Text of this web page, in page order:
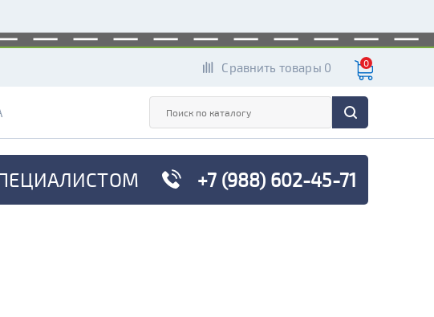
Сравнить товары 0 0
+7 (988) 602-45-71